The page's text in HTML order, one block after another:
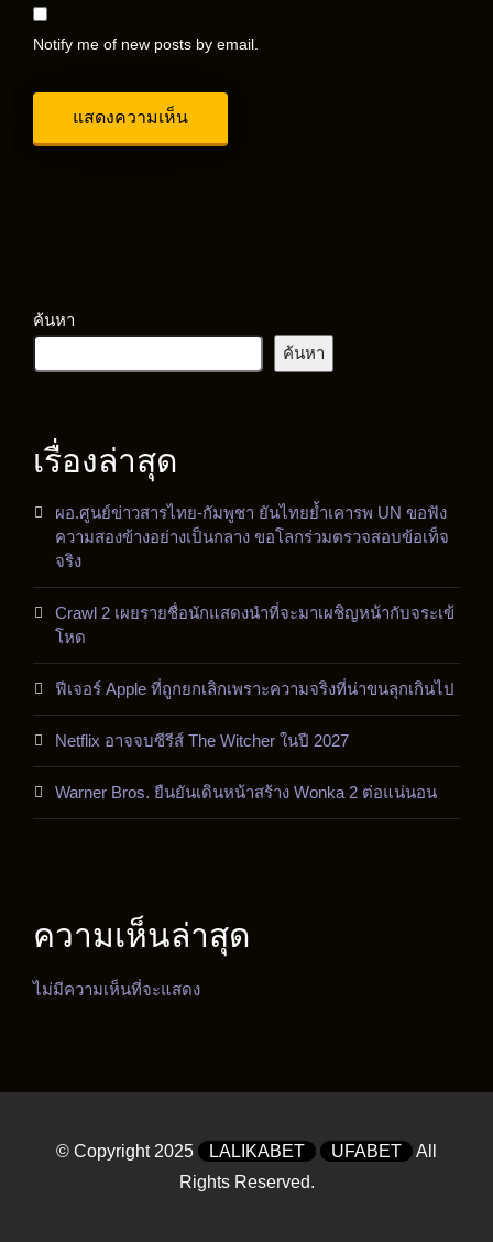
Notify me of new posts by email.
ค้นหา
ค้นหา
เรื่องล่าสุด
ผอ.ศูนย์ข่าวสารไทย-กัมพูชา ยันไทยย้ำเคารพ UN ขอฟัง
ความสองข้างอย่างเป็นกลาง ขอโลกร่วมตรวจสอบข้อเท็จ
จริง
Crawl 2 เผยรายชื่อนักแสดงนำที่จะมาเผชิญหน้ากับจระเข้
โหด
ฟีเจอร์ Apple ที่ถูกยกเลิกเพราะความจริงที่น่าขนลุกเกินไป
Netflix อาจจบซีรีส์ The Witcher ในปี 2027
Warner Bros. ยืนยันเดินหน้าสร้าง Wonka 2 ต่อแน่นอน
ความเห็นล่าสุด
ไม่มีความเห็นที่จะแสดง
© Copyright 2025 LALIKABET UFABET
All
Rights Reserved.